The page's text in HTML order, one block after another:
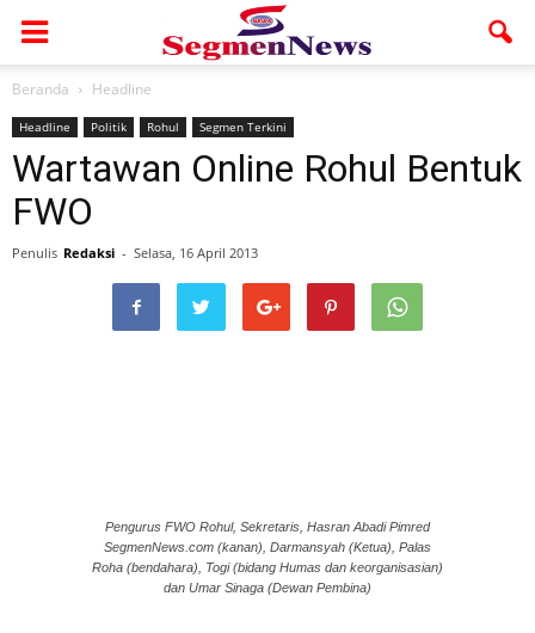
Beranda Headline
Headline Politik Rohul Segmen Terkini
Wartawan Online Rohul Bentuk
FWO
Penulis Redaksi - Selasa, 16 April 2013
Pengurus FWO Rohul, Sekretaris, Hasran Abadi Pimred
SegmenNews.com (kanan), Darmansyah (Ketua), Palas
Roha (bendahara), Togi (bidang Humas dan keorganisasian)
dan Umar Sinaga (Dewan Pembina)